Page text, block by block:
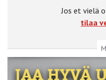
Jos et vielä
tilaa